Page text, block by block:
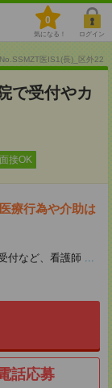
0
気になる！ ログイン
No.SSMZT医IS1(長)_区外22
で受付やカ
接OK
療行為や介助は
付など、看護師 ...
話応募